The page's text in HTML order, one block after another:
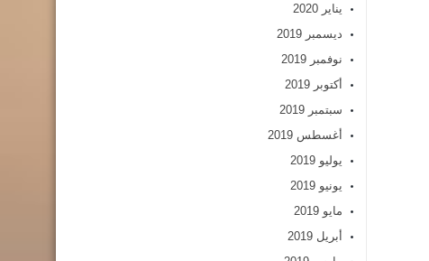
يناير 2020
ديسمبر 2019
نوفمبر 2019
أكتوبر 2019
سبتمبر 2019
أغسطس 2019
يوليو 2019
يونيو 2019
مايو 2019
أبريل 2019